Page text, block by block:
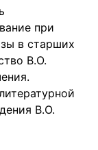
при
в старших
В.О.
В.О.